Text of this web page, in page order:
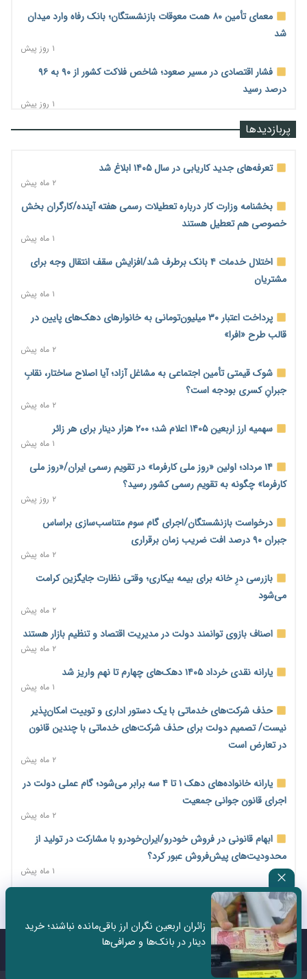
معمای تأمین ۸۰ همت معوقات بازنشستگان؛ بانک رفاه وارد میدان
شد
۱ روز پیش
فشار اقتصادی در مسیر صعود؛ شاخص فلاکت کشور از ۹۰ به ۹۶
درصد رسید
۱ روز پیش
رشد ۷۵ هزار میلیاردی بازار خرید اعتباری؛ فین‌تک‌ها وارد میدان
آغاز اجرای پایلوت «ردا کارت» برای دانشجویان تحصیلات تکمیلی
۱ روز پیش
محدودیت تازه برای شبکه بانکی؛ افزایش سپرده قانونی با هدف
کنترل تورم
۱ روز پیش
ترمز تولید خودرو کشیده شد؛ افت ۲۵ درصدی تیراژ ایران‌خودرو،
سایپا و پارس‌خودرو
۱ روز پیش
بنگاه‌داری بانک‌ها؛ مانع بزرگ خانه‌دار شدن مستأجران
نماینده مجلس: توسعه مرزهای زمینی به راهبرد تأمین کالاهای
اساسی تبدیل شود
۱ روز پیش
خانه کارگر قزوین: شکاف دستمزد و هزینه معیشت هر روز عمیق‌تر
می‌شود
۱ روز پیش
رئیس سازمان امور مالیاتی: بلاگرهای پردرآمد مشمول پرداخت
مالیات هستند
۱ روز پیش
پیش‌بینی افزایش تولید برنج؛ نیاز وارداتی کشور به ۵۰۰ هزار تن
کاهش می‌یابد
۱ روز پیش
امضای تفاهم‌نامه تجاری ایران و پاکستان؛ هدف‌گذاری تجارت ۱۰
اختیارات جدید گمرکات برای تمدید ورود موقت کالا و خودرو تا
پایان شهریور ابلاغ شد
۱ روز پیش
مرحله سیزدهم کالابرگ در سایه تورم؛ قدرت خرید یارانه یک‌میلیونی
۱۴ مرداد؛ اولین «روز ملی کارفرما» در تقویم رسمی ایران/«روز ملی
کارفرما» چگونه به تقویم رسمی کشور رسید؟
۲ روز پیش
سکه در یک قدمی ۱۸۵ میلیون تومان
۳ روز پیش
تشکل‌ها در مسیر ارتقای تاب‌آوری اعضا برنامه‌ریزی کنند
پربازدیدها
تعرفه‌های جدید کاریابی در سال ۱۴۰۵ ابلاغ شد
۲ ماه پیش
بخشنامه وزارت کار درباره تعطیلات رسمی هفته آینده/کارگران بخش
خصوصی هم تعطیل هستند
۱ ماه پیش
اختلال خدمات ۴ بانک برطرف شد/افزایش سقف انتقال وجه برای
مشتریان
۱ ماه پیش
پرداخت اعتبار ۳۰ میلیون‌تومانی به خانوارهای دهک‌های پایین در
قالب طرح «افرا»
۲ ماه پیش
شوک قیمتی تأمین اجتماعی به مشاغل آزاد؛ آیا اصلاح ساختار، نقابِ
جبرانِ کسری بودجه است؟
۲ ماه پیش
سهمیه ارز اربعین ۱۴۰۵ اعلام شد؛ ۲۰۰ هزار دینار برای هر زائر
۱ ماه پیش
۱۴ مرداد؛ اولین «روز ملی کارفرما» در تقویم رسمی ایران/«روز ملی
کارفرما» چگونه به تقویم رسمی کشور رسید؟
۲ روز پیش
درخواست بازنشستگان/اجرای گام سوم متناسب‌سازی براساس
جبران ۹۰ درصد افت ضریب زمان برقراری
۲ ماه پیش
بازرسی درِ خانه برای بیمه بیکاری؛ وقتی نظارت جایگزین کرامت
می‌شود
۲ ماه پیش
اصناف بازوی توانمند دولت در مدیریت اقتصاد و تنظیم بازار هستند
۲ ماه پیش
یارانه نقدی خرداد ۱۴۰۵ دهک‌های چهارم تا نهم واریز شد
۱ ماه پیش
حذف شرکت‌های خدماتی با یک دستور اداری و توییت امکان‌پذیر
نیست/ تصمیم دولت برای حذف شرکت‌های خدماتی با چندین قانون
در تعارض است
۲ ماه پیش
یارانه خانواده‌های دهک ۱ تا ۴ سه برابر می‌شود؛ گام عملی دولت در
اجرای قانون جوانی جمعیت
۲ ماه پیش
ابهام قانونی در فروش خودرو/ایران‌خودرو با مشارکت در تولید از
محدودیت‌های پیش‌فروش عبور کرد؟
۱ ماه پیش
سه نماد جدید اخزا در فرابورس پذیرش شد
ثبت نادرست عنوان شغلی، کارگر و کارفرما را با جریمه و شکایت
روبه‌رو می‌کند
زائران اربعین نگران ارز باقی‌مانده نباشند؛ خرید
دینار در بانک‌ها و صرافی‌ها